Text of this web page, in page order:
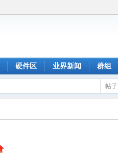
硬件区 业界新闻 群组
帖子